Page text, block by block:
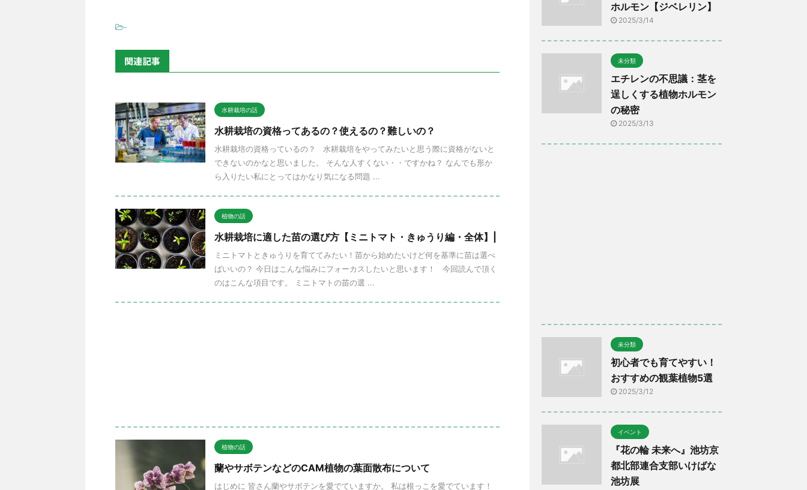
-
関連記事
水耕栽培の話
水耕栽培の資格ってあるの？使えるの？難しいの？
水耕栽培の資格っているの？ 水耕栽培をやってみたいと思う際に資格がないと
できないのかなと思いました。 そんな人すくない・・ですかね？ なんでも形か
ら入りたい私にとってはかなり気になる問題 ...
植物の話
水耕栽培に適した苗の選び方【ミニトマト・きゅうり編・全体】|
ミニトマトときゅうりを育ててみたい！苗から始めたいけど何を基準に苗は選べ
ばいいの？ 今日はこんな悩みにフォーカスしたいと思います！ 今回読んで頂く
のはこんな項目です。 ミニトマトの苗の選 ...
植物の話
蘭やサボテンなどのCAM植物の葉面散布について
はじめに 皆さん蘭やサボテンを愛でていますか。 私は根っこを愛でています！
ホルモン【ジベレリン】
2025/3/14
未分類
エチレンの不思議：茎を
逞しくする植物ホルモン
の秘密
2025/3/13
未分類
初心者でも育てやすい！
おすすめの観葉植物5選
2025/3/12
イベント
『花の輪 未来へ』池坊京
都北部連合支部いけばな
池坊展